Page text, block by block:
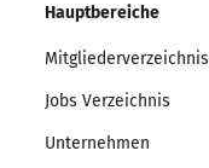
Hauptbereiche
Mitgliederverzeichnis
Jobs Verzeichnis
Unternehmen